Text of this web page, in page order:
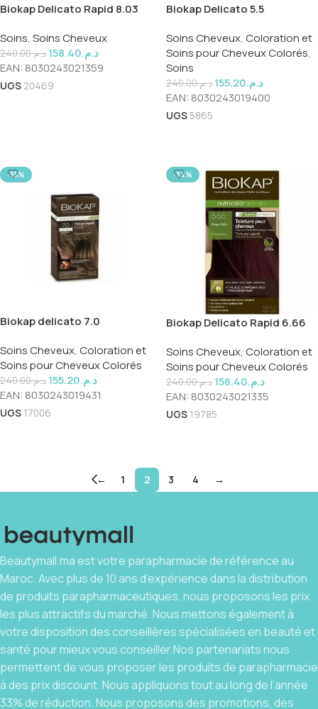
Biokap Delicato Rapid 8.03
Soins, Soins Cheveux
د.م.240.00 د.م.158.40
EAN: 8030243021359
UGS 20469
Biokap Delicato 5.5
Soins Cheveux, Coloration et
Soins pour Cheveux Colorés,
Soins
د.م.240.00 د.م.155.20
EAN: 8030243019400
UGS 5865
-35%
Biokap delicato 7.0
Soins Cheveux, Coloration et
Soins pour Cheveux Colorés
د.م.240.00 د.م.155.20
EAN: 8030243019431
UGS 17006
-34%
Biokap Delicato Rapid 6.66
Soins Cheveux, Coloration et
Soins pour Cheveux Colorés
د.م.240.00 د.م.158.40
EAN: 8030243021335
UGS 19785
← 1 2 3 4 →
Beautymall.ma est votre parapharmacie de référence au
Maroc. Avec plus de 10 ans d’expérience dans la distribution
de produits parapharmaceutiques, nous proposons les prix
les plus attractifs du marché. Nous mettons également à
votre disposition des conseillères spécialisées en beauté et
santé pour mieux vous conseiller.Nos partenariats nous
permettent de vous proposer les produits de parapharmacie
à des prix discount. Nous appliquons tout au long de l’année
33% de réduction. Nous proposons des promotions, des